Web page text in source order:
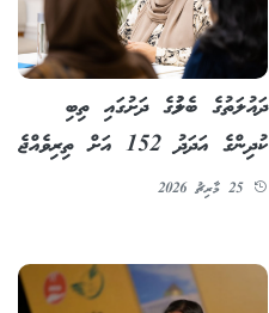
ދައުލަތުގެ ބެލުމުގެ ދަށުގައި ތިބި
ކުދިންގެ އަދަދު 152 އަށް ތިރިވެއްޖެ
25 މާރިޗު 2026